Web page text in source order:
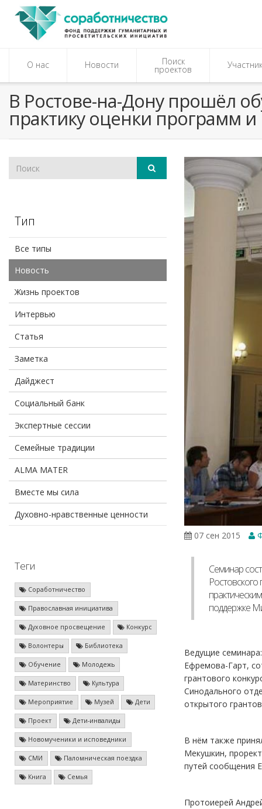
О нас Новости Поиск
проектов
В Ростове-на-Дону прошёл
практику оценки программ и
Тип
Все типы
Новость
Жизнь проектов
Интервью
Статья
Заметка
Дайджест
Социальный банк
Экспертные сессии
Семейные традиции
ALMA MATER
Вместе мы сила
Духовно-нравственные ценности
Теги
Соработничество
Православная инициатива
Духовное просвещение Конкурс
Волонтеры Библиотека
Обучение Молодежь
Материнство Культура
Мероприятие Музей Дети
Проект Дети-инвалиды
Новомученики и исповедники
СМИ Паломническая поездка
Книга Семья
07 сен 2015
Семинар
Ростовского
поддержке
Ведущие
Ефремова-Гарт,
грантового
Синодального
открытого
В нём также
Мекушкин,
путей сообщения
Протоиерей